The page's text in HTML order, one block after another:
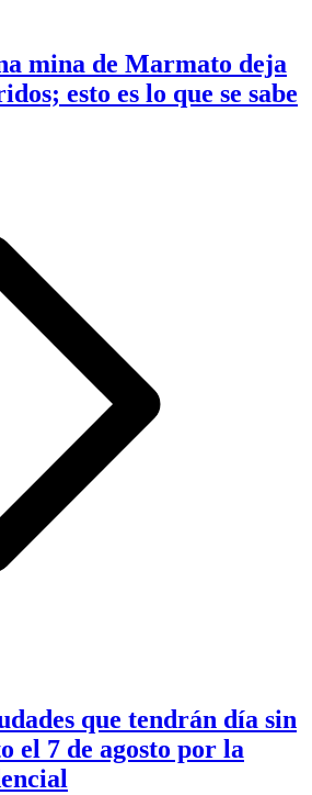
mina de Marmato deja
esto es lo que se sabe
que tendrán día sin
el 7 de agosto por la